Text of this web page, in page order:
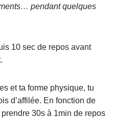
pendant quelques
10 sec de repos avant
et ta forme physique, tu
d’affilée. En fonction de
30s à 1min de repos